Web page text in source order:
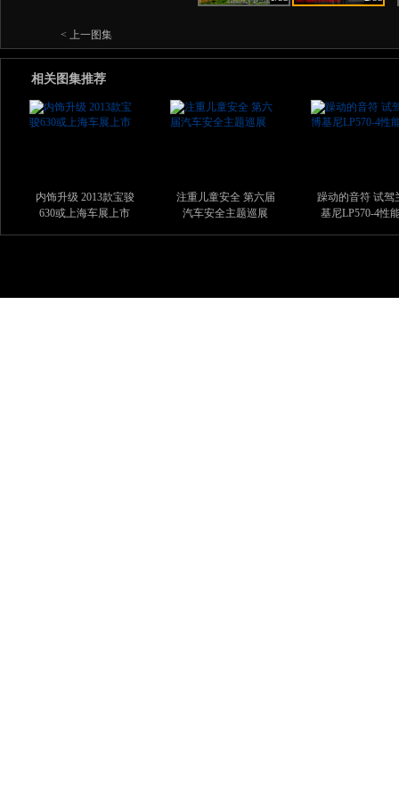
< 上一图集
相关图集推荐
内饰升级 2013款宝骏
630或上海车展上市
注重儿童安全 第六届
汽车安全主题巡展
躁动的音符 试驾
基尼LP570-4性